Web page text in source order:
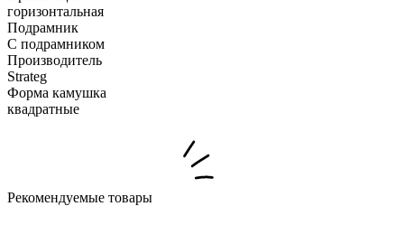
горизонтальная
Подрамник
С подрамником
Производитель
Strateg
Форма камушка
квадратные
Рекомендуемые товары